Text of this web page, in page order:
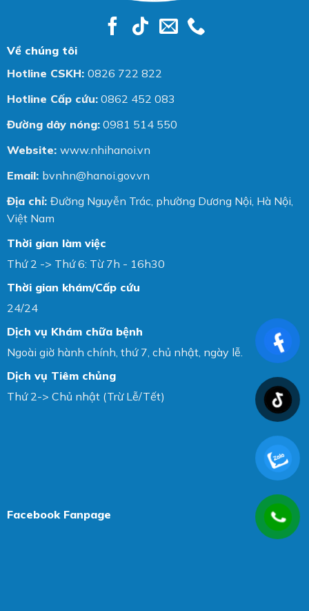
Về chúng tôi
Hotline CSKH: 0826 722 822
Hotline Cấp cứu: 0862 452 083
Đường dây nóng: 0981 514 550
Website: www.nhihanoi.vn
Email: bvnhn@hanoi.gov.vn
Địa chỉ: Đường Nguyễn Trác, phường Dương Nội, Hà Nội,
Việt Nam
Thời gian làm việc
Thứ 2 -> Thứ 6: Từ 7h - 16h30
Thời gian khám/Cấp cứu
24/24
Dịch vụ Khám chữa bệnh
Ngoài giờ hành chính, thứ 7, chủ nhật, ngày lễ.
Dịch vụ Tiêm chủng
Thứ 2-> Chủ nhật (Trừ Lễ/Tết)
Facebook Fanpage